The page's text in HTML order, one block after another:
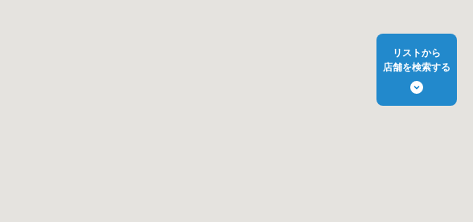
リストから
店舗を検索する